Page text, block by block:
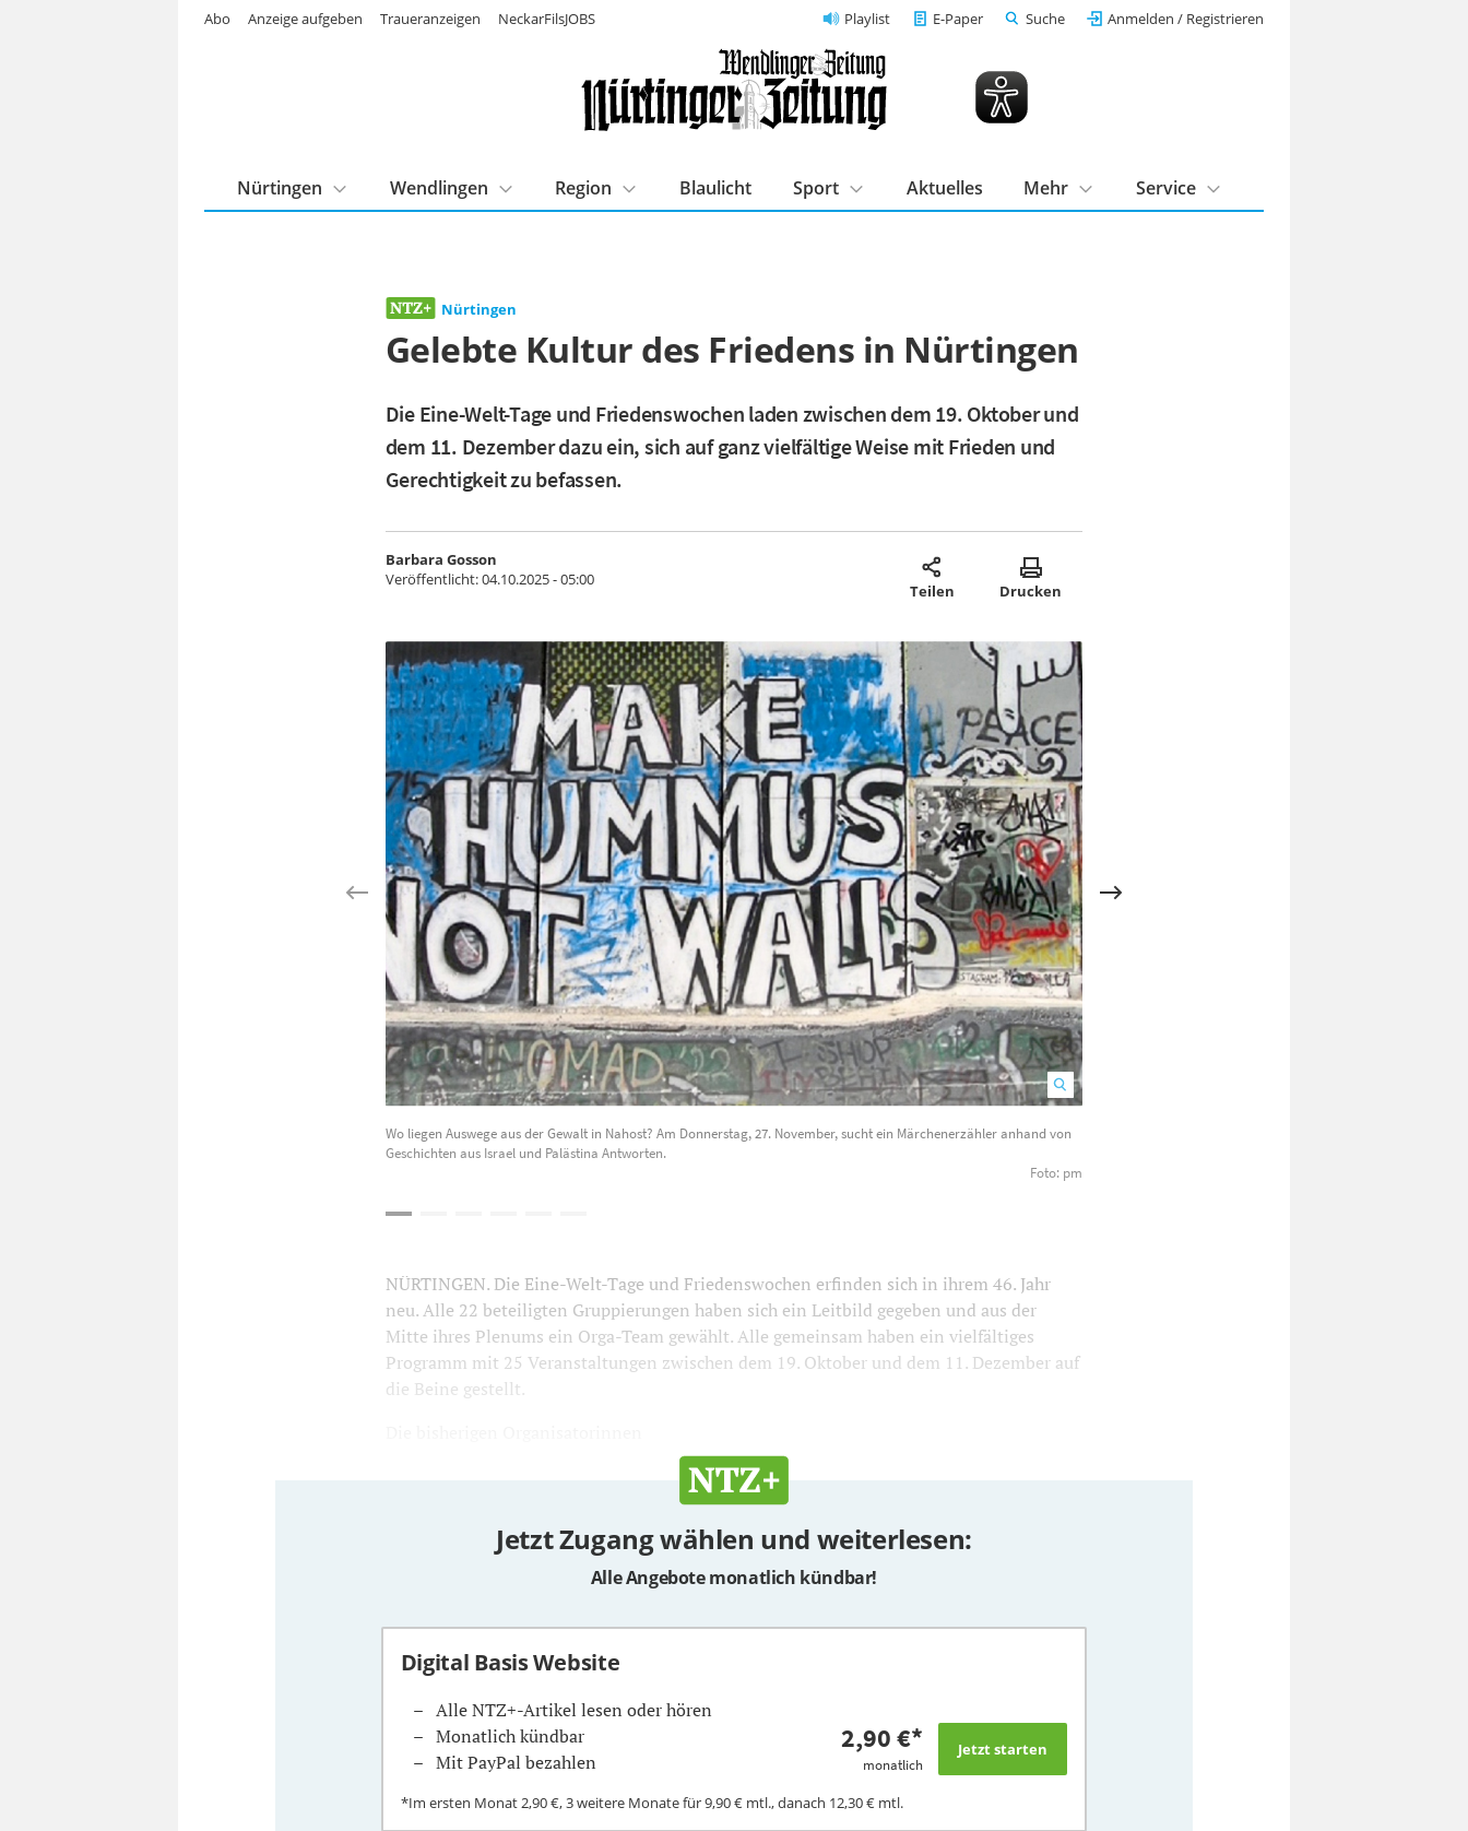
Playlist E-Paper Suche Anmelden / Registrieren
Nürtingen Wendlingen Region Blaulicht Sport Aktuelles Mehr Service
Abo Anzeige aufgeben Traueranzeigen NeckarFilsJOBS
Nürtingen
Gelebte Kultur des Friedens in Nürtingen
Die Eine-Welt-Tage und Friedenswochen laden zwischen dem 19. Oktober und
dem 11. Dezember dazu ein, sich auf ganz vielfältige Weise mit Frieden und
Gerechtigkeit zu befassen.
Barbara Gosson
Veröffentlicht:04.10.2025 - 05:00
Teilen Drucken
Wo liegen Auswege aus der Gewalt in Nahost? Am Donnerstag, 27. November, sucht ein Märchenerzähler anhand von
Geschichten aus Israel und Palästina Antworten.
Foto: pm
NÜRTINGEN. Die Eine-Welt-Tage und Friedenswochen erfinden sich in ihrem 46. Jahr
neu. Alle 22 beteiligten Gruppierungen haben sich ein Leitbild gegeben und aus der
Mitte ihres Plenums ein Orga-Team gewählt. Alle gemeinsam haben ein vielfältiges
Programm mit 25 Veranstaltungen zwischen dem 19. Oktober und dem 11. Dezember auf
die Beine gestellt.
Jetzt Zugang wählen und weiterlesen:
Alle Angebote monatlich kündbar!
Digital Basis Website
Alle NTZ+-Artikel lesen oder hören
Monatlich kündbar
Mit PayPal bezahlen
2,90 €*
monatlich
*Im ersten Monat2,90 €, 3 weitere Monate für9,90 €mtl., danach 12,30 €mtl.